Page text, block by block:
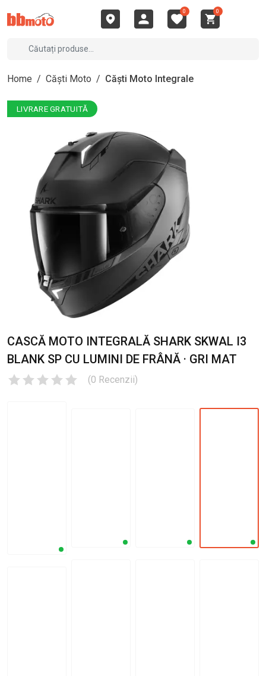
0 0
Home / Căști Moto / Căști Moto Integrale
LIVRARE GRATUITĂ
CASCĂ MOTO INTEGRALĂ SHARK SKWAL I3
BLANK SP CU LUMINI DE FRÂNĂ · GRI MAT
(0 Recenzii)